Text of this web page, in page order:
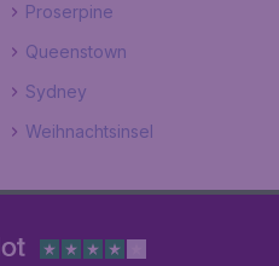
Proserpine
Queenstown
Sydney
Weihnachtsinsel